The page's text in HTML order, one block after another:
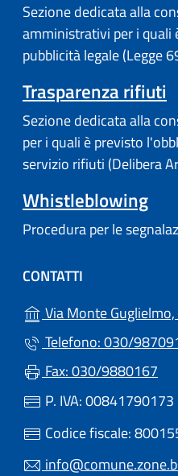
Sezione dedicata alla
amministrativi per i quali
pubblicità legale (Legge
Trasparenza rifiuti
Sezione dedicata alla
per i quali è previsto
servizio rifiuti (Delibera
Whistleblowing
Procedura per le
CONTATTI
Via Monte
Telefono: 030/
Fax: 030/9880167
P. IVA: 00841790173
Codice fiscale: